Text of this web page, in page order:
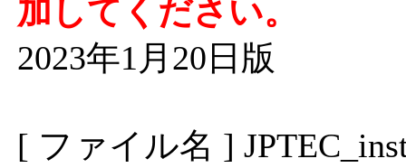
加してください。
2023年1月20日版
[ ファイル名 ]